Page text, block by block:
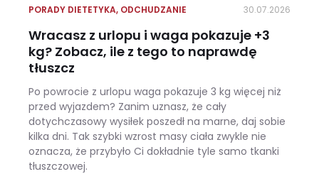
PORADY DIETETYKA, ODCHUDZANIE 30.07.2026
Wracasz z urlopu i waga pokazuje +3
kg? Zobacz, ile z tego to naprawdę
tłuszcz
Po powrocie z urlopu waga pokazuje 3 kg więcej niż
przed wyjazdem? Zanim uznasz, że cały
dotychczasowy wysiłek poszedł na marne, daj sobie
kilka dni. Tak szybki wzrost masy ciała zwykle nie
oznacza, że przybyło Ci dokładnie tyle samo tkanki
tłuszczowej.